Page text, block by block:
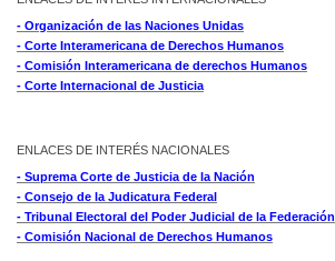
- Organización de las Naciones Unidas
- Corte Interamericana de Derechos Humanos
- Comisión Interamericana de derechos Humanos
- Corte Internacional de Justicia
ENLACES DE INTERÉS NACIONALES
- Suprema Corte de Justicia de la Nación
- Consejo de la Judicatura Federal
- Tribunal Electoral del Poder Judicial de la Federación
- Comisión Nacional de Derechos Humanos